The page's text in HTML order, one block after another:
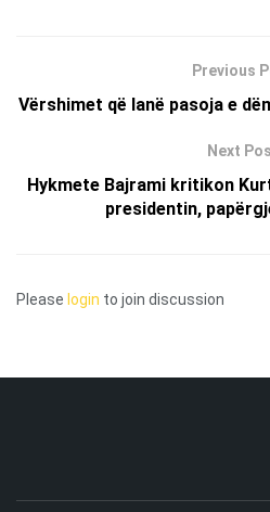
Previous
Vërshimet që lanë pasoja e
Next
Hykmete Bajrami kritikon
presidentin,
Please login to join discussion